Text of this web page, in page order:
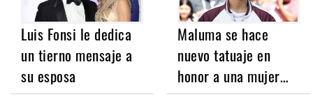
Luis Fonsi le dedica
un tierno mensaje a
su esposa
Maluma se hace
nuevo tatuaje en
honor a una mujer…